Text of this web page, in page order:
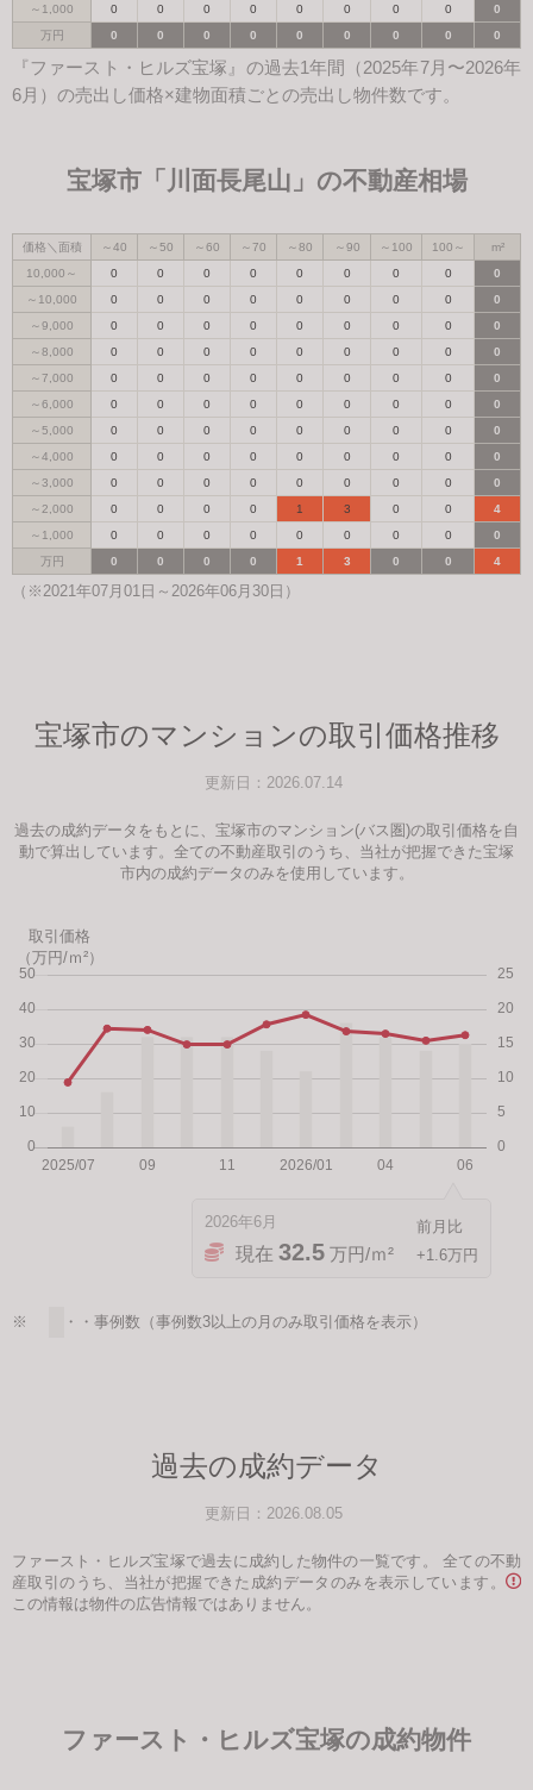
～1,000
0 0 0 0 0 0 0 0
0
万円
0 0 0 0 0 0 0 0 0
『ファースト・ヒルズ宝塚』の過去1年間（2025年7月〜2026年
6月）の売出し価格×建物面積ごとの売出し物件数です。
宝塚市「川面長尾山」の不動産相場
価格＼面積 ～40 ～50 ～60 ～70 ～80 ～90 ～100 100～
m²
10,000～
0 0 0 0 0 0 0 0
0
～10,000
0 0 0 0 0 0 0 0
0
～9,000
0 0 0 0 0 0 0 0
0
～8,000
0 0 0 0 0 0 0 0
0
～7,000
0 0 0 0 0 0 0 0
0
～6,000
0 0 0 0 0 0 0 0
0
～5,000
0 0 0 0 0 0 0 0
0
～4,000
0 0 0 0 0 0 0 0
0
～3,000
0 0 0 0 0 0 0 0
0
～2,000
0 0 0 0 1 3 0 0
4
～1,000
0 0 0 0 0 0 0 0
0
万円
0 0 0 0 1 3 0 0 4
（※2021年07月01日～2026年06月30日）
宝塚市のマンションの取引価格推移
更新日：2026.07.14
過去の成約データをもとに、宝塚市のマンション(バス圏)の取引価格を自
動で算出しています。全ての不動産取引のうち、当社が把握できた宝塚
市内の成約データのみを使用しています。
取引価格
（万円/ｍ²）
2026年6月
現在 32.5 万円/ｍ² +1.6万円
※ ・・・事例数（事例数3以上の月のみ取引価格を表示）
過去の成約データ
更新日：2026.08.05
ファースト・ヒルズ宝塚で過去に成約した物件の一覧です。 全ての不動
産取引のうち、当社が把握できた成約データのみを表示しています。
この情報は物件の広告情報ではありません。
ファースト・ヒルズ宝塚の成約物件